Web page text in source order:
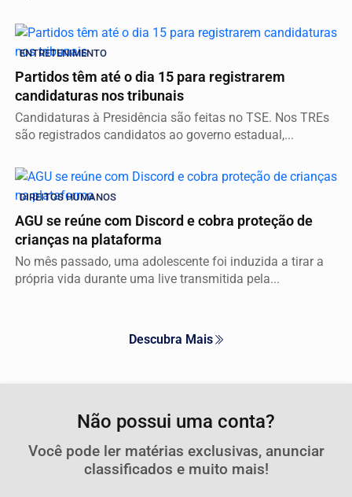
ENTRETENIMENTO
Partidos têm até o dia 15 para registrarem
candidaturas nos tribunais
Candidaturas à Presidência são feitas no TSE. Nos TREs
são registrados candidatos ao governo estadual,...
DIREITOS HUMANOS
AGU se reúne com Discord e cobra proteção de
crianças na plataforma
No mês passado, uma adolescente foi induzida a tirar a
própria vida durante uma live transmitida pela...
Descubra Mais
Não possui uma conta?
Você pode ler matérias exclusivas, anunciar
classificados e muito mais!